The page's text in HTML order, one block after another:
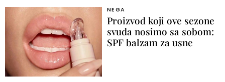
NEGA
Proizvod koji ove sezone
svuda nosimo sa sobom:
SPF balzam za usne